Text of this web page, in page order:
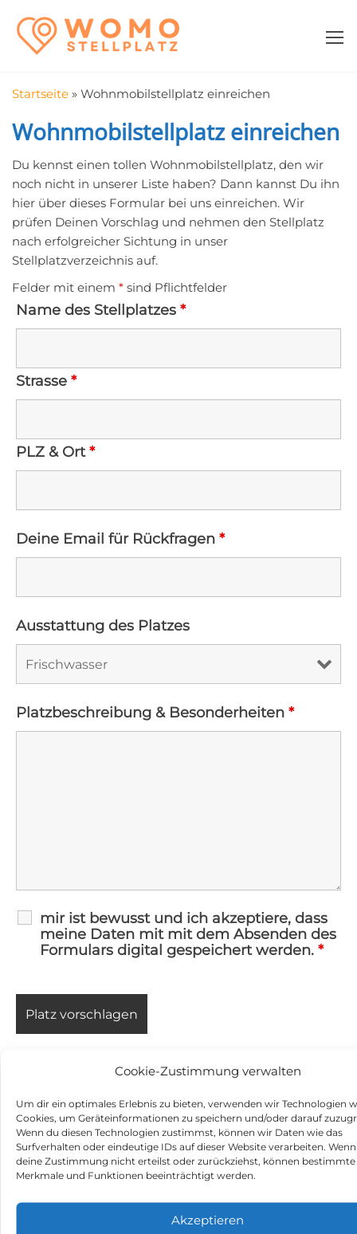
Cookie-Zustimmung verwalten
Um dir ein optimales Erlebnis zu bieten, verwenden wir Technologien
Cookies, um Geräteinformationen zu speichern und/oder darauf
Wenn du diesen Technologien zustimmst, können wir Daten wie das
Surfverhalten oder eindeutige IDs auf dieser Website verarbeiten.
deine Zustimmung nicht erteilst oder zurückziehst, können bestimmte
Merkmale und Funktionen beeinträchtigt werden.
Akzeptieren
Inhalt
springen
in der Nähe
Startseite » Wohnmobilstellplatz einreichen
Wohnmobilstellplatz einreichen
Du kennst einen tollen Wohnmobilstellplatz, den wir
noch nicht in unserer Liste haben? Dann kannst Du ihn
hier über dieses Formular bei uns einreichen. Wir
prüfen Deinen Vorschlag und nehmen den Stellplatz
nach erfolgreicher Sichtung in unser
Stellplatzverzeichnis auf.
Felder mit einem * sind Pflichtfelder
Name des Stellplatzes *
Strasse *
PLZ & Ort*
Deine Email für Rückfragen *
Ausstattung des Platzes
Platzbeschreibung & Besonderheiten *
mir ist bewusst und ich akzeptiere, dass
meine Daten mit mit dem Absenden des
Formulars digital gespeichert werden. *
NAME, STADT ODER POSTLEITZAHL DES
SUCHEN.
STELLPLATZSUCHE
NACH: